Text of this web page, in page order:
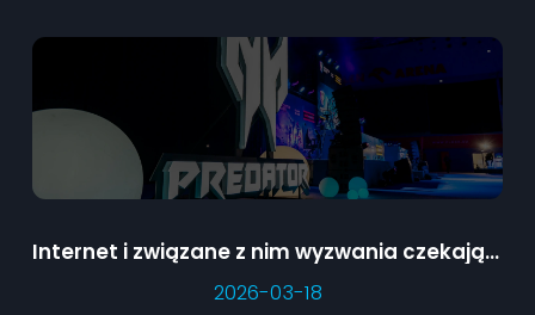
Internet i związane z nim wyzwania czekające na dzieci oraz ich opiekunów
2026-03-18